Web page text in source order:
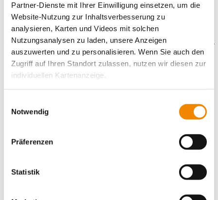
Partner-Dienste mit Ihrer Einwilligung einsetzen, um die
Website-Nutzung zur Inhaltsverbesserung zu
analysieren, Karten und Videos mit solchen
Nutzungsanalysen zu laden, unsere Anzeigen
auszuwerten und zu personalisieren. Wenn Sie auch den
Zugriff auf Ihren Standort zulassen, nutzen wir diesen zur
individuellen Kartenanzeige.
unsere Partner Daten wie Ihre IP-Adresse und
verarbeiten diese zusammen mit Daten von anderen
Websites. Die Partner erkennen mitunter auch, wenn Sie
zum Website-Besuch verschiedene Geräte verwenden,
kann die Datenübertragung in Drittländer (insb. die USA)
nicht ausgeschlossen werden. Dort ist kein der EU
Notwendig
Präferenzen
Statistik
Unser Angebot ist kostenfrei.
Gefördert durch: